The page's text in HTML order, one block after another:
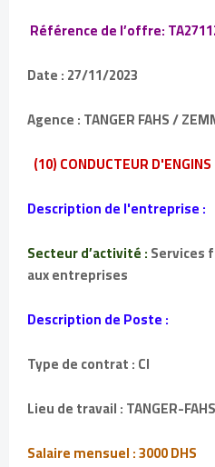
Référence de l’offre:
Date : 27/11/2023
Agence : TANGER FAHS /
(10) CONDUCTEUR
Description de l'entreprise :
Secteur d’activité :Services
aux entreprises
Description de Poste :
Type de contrat : CI
Lieu de travail : TANGER-
Salaire mensuel : 3000 DHS